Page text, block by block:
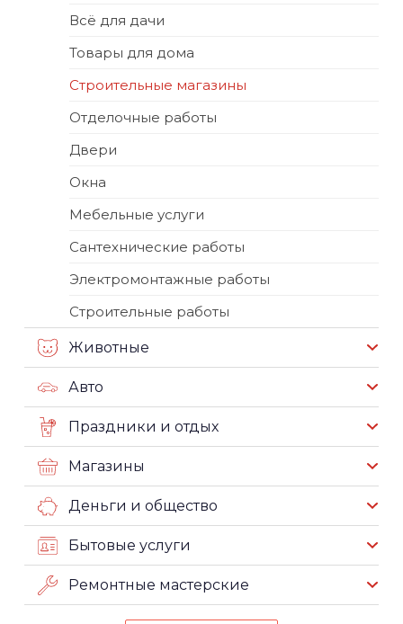
Всё для дачи
Товары для дома
Строительные магазины
Отделочные работы
Двери
Окна
Мебельные услуги
Сантехнические работы
Электромонтажные работы
Строительные работы
Животные
Авто
Праздники и отдых
Магазины
Деньги и общество
Бытовые услуги
Ремонтные мастерские